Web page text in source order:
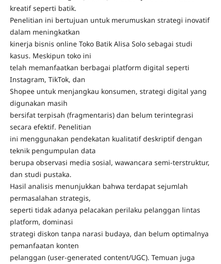
kreatif seperti batik.
Penelitian ini bertujuan untuk merumuskan strategi inovatif
dalam meningkatkan
kinerja bisnis online Toko Batik Alisa Solo sebagai studi
kasus. Meskipun toko ini
telah memanfaatkan berbagai platform digital seperti
Instagram, TikTok, dan
Shopee untuk menjangkau konsumen, strategi digital yang
digunakan masih
bersifat terpisah (fragmentaris) dan belum terintegrasi
secara efektif. Penelitian
ini menggunakan pendekatan kualitatif deskriptif dengan
teknik pengumpulan data
berupa observasi media sosial, wawancara semi-terstruktur,
dan studi pustaka.
Hasil analisis menunjukkan bahwa terdapat sejumlah
permasalahan strategis,
seperti tidak adanya pelacakan perilaku pelanggan lintas
platform, dominasi
strategi diskon tanpa narasi budaya, dan belum optimalnya
pemanfaatan konten
pelanggan (user-generated content/UGC). Temuan juga